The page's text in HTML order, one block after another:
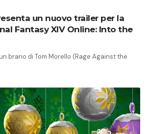
un nuovo trailer per la
Fantasy XIV Online: Into the
brano di Tom Morello (Rage Against the